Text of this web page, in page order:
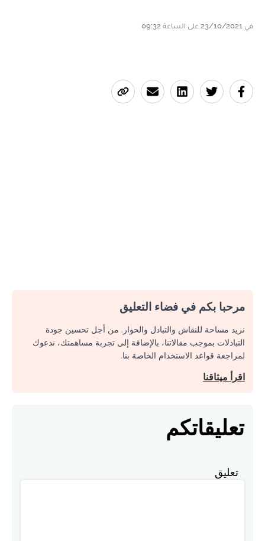
في 23/10/2021 على الساعة 09:32
مرحبا بكم في فضاء التعليق
نريد مساحة للنقاش والتبادل والحوار. من أجل تحسين جودة
التبادلات بموجب مقالاتنا، بالإضافة إلى تجربة مساهمتك، ندعوك
لمراجعة قواعد الاستخدام الخاصة بنا.
اقرأ ميثاقنا
تعليقاتكم
تعليق